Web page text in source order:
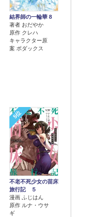
結界師の一輪華 8
著者 おだやか
原作 クレハ
キャラクター原
案 ボダックス
5位
不老不死少女の苗床
旅行記 ５
漫画 ふじはん
原作 ルナ・ウサ
ギ